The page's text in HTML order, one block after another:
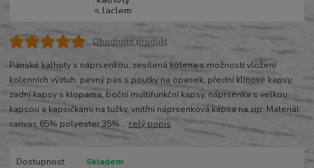
Ohodnotit produkt
Pánské kalhoty s náprsenkou, zesílená kolena s možností vložení
kolenních výztuh, pevný pas s poutky na opasek, přední klínové kapsy,
zadní kapsy s klopama, boční multifunkční kapsy, náprsenka s velkou
kapsou a kapsičkami na tužky, vnitřní náprsenková kapsa na zip. Materiál:
canvas 65% polyester 35%... celý popis
Dostupnost
Skladem